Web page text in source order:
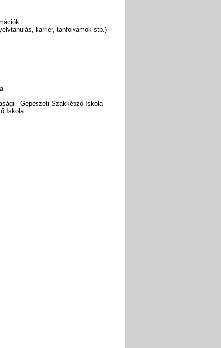
karrier, tanfolyamok stb.)
- Gépészeti Szakképző Iskola
Iskola